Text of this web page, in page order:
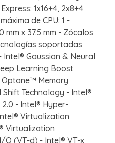
1x16+4, 2x8+4
de CPU: 1 -
mm x 37.5 mm - Zócalos
soportadas
Gaussian & Neural
Learning Boost
Memory
Technology - Intel®
- Intel® Hyper-
Virtualization
Virtualization
O (VT-d) - Intel® VT-x